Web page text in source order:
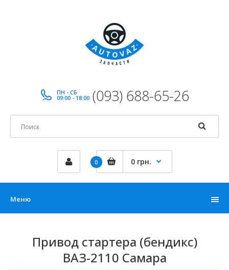
ПН - СБ
09:00 - 18:00 (093) 688-65-26
0 0 грн.
Меню
Привод стартера (бендикс)
ВАЗ-2110 Самара